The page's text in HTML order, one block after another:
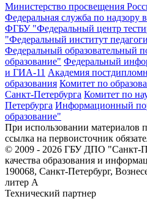
Министерство просвещения
Федеральная служба по надзору
ФГБУ "Федеральный центр
"Федеральный институт
Федеральный образовательный
образование" Федеральный
и ГИА-11 Академия
образования Комитет по
Санкт-Петербурга Комитет по
Петербурга Информационный
образование"
При использовании материалов
ссылка на первоисточник
© 2009 - 2026 ГБУ ДПО "Санкт-
качества образования и
190068, Санкт-Петербург,
литер А
Технический партнер